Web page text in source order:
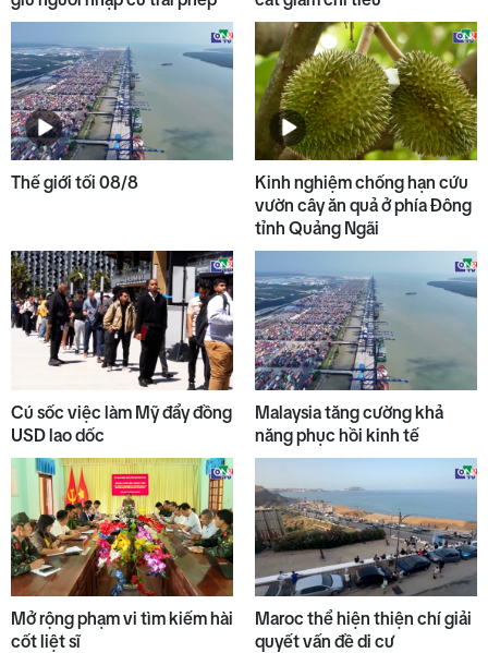
Thế giới tối 08/8
Kinh nghiệm chống hạn cứu
vườn cây ăn quả ở phía Đông
tỉnh Quảng Ngãi
Cú sốc việc làm Mỹ đẩy đồng
USD lao dốc
Malaysia tăng cường khả
năng phục hồi kinh tế
Mở rộng phạm vi tìm kiếm hài
cốt liệt sĩ
Maroc thể hiện thiện chí giải
quyết vấn đề di cư